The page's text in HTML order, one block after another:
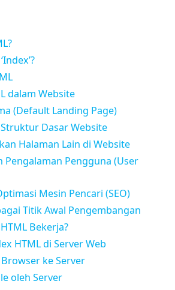
dalam Website
(Default Landing Page)
Dasar Website
Halaman Lain di Website
Pengalaman Pengguna (User
Mesin Pencari (SEO)
Titik Awal Pengembangan
Bekerja?
HTML di Server Web
ke Server
oleh Server